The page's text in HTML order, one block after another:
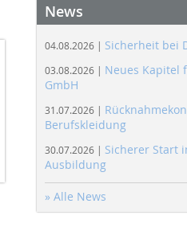
ST Quadrat Foto: ST
News
04.08.2026 | Sicherheit bei
03.08.2026 | Neues Kapitel
GmbH
31.07.2026 |
Berufskleidung
30.07.2026 | Sicherer Start
Ausbildung
» Alle News